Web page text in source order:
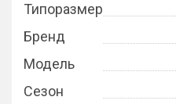
Типоразмер
Бренд
Модель
Сезон